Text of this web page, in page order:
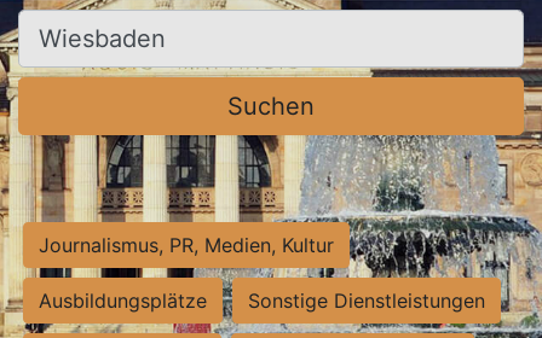
Ort, Stadt
Suchen
Journalismus, PR, Medien, Kultur
Ausbildungsplätze Sonstige Dienstleistungen